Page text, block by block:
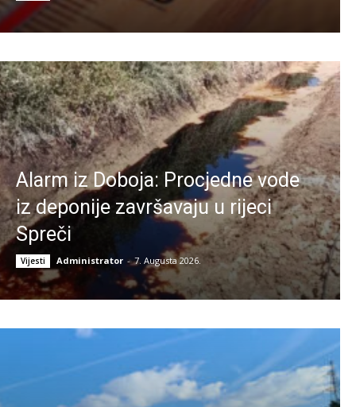
Alarm iz Doboja: Procjedne vode
iz deponije završavaju u rijeci
Spreči
Vijesti Administrator - 7. Augusta 2026.